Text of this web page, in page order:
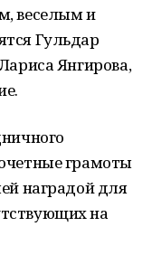
веселым и
Гульдар
Янгирова,
грамоты
наградой для
на